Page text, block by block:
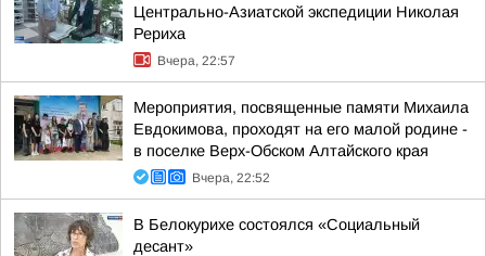
Центрально-Азиатской экспедиции Николая
Рериха
Вчера, 22:57
Мероприятия, посвященные памяти Михаила
Евдокимова, проходят на его малой родине -
в поселке Верх-Обском Алтайского края
Вчера, 22:52
В Белокурихе состоялся «Социальный
десант»